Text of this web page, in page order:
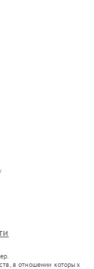
в отношении которых